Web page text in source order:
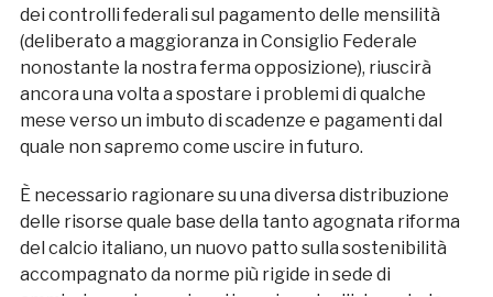
dei controlli federali sul pagamento delle mensilità
(deliberato a maggioranza in Consiglio Federale
nonostante la nostra ferma opposizione), riuscirà
ancora una volta a spostare i problemi di qualche
mese verso un imbuto di scadenze e pagamenti dal
quale non sapremo come uscire in futuro.
È necessario ragionare su una diversa distribuzione
delle risorse quale base della tanto agognata riforma
del calcio italiano, un nuovo patto sulla sostenibilità
accompagnato da norme più rigide in sede di